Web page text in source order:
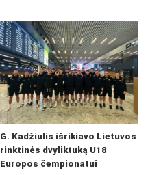
G. Kadžiulis išrikiavo Lietuvos
rinktinės dvyliktuką U18
Europos čempionatui